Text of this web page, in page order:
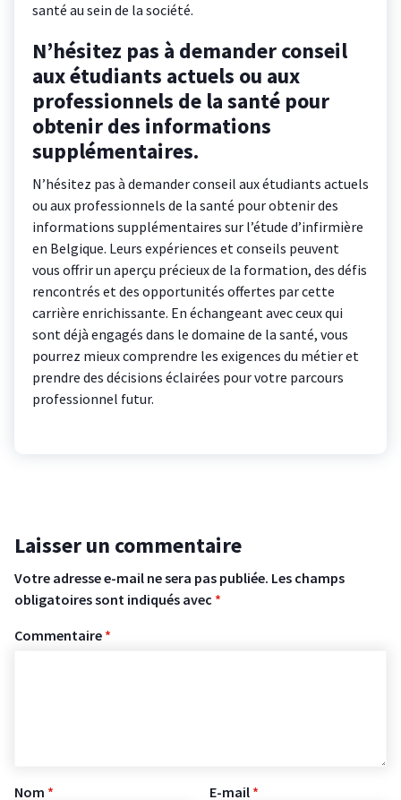
santé au sein de la société.
N’hésitez pas à demander conseil
aux étudiants actuels ou aux
professionnels de la santé pour
obtenir des informations
supplémentaires.
N’hésitez pas à demander conseil aux étudiants actuels
ou aux professionnels de la santé pour obtenir des
informations supplémentaires sur l’étude d’infirmière
en Belgique. Leurs expériences et conseils peuvent
vous offrir un aperçu précieux de la formation, des défis
rencontrés et des opportunités offertes par cette
carrière enrichissante. En échangeant avec ceux qui
sont déjà engagés dans le domaine de la santé, vous
pourrez mieux comprendre les exigences du métier et
prendre des décisions éclairées pour votre parcours
professionnel futur.
Laisser un commentaire
Votre adresse e-mail ne sera pas publiée. Les champs
obligatoires sont indiqués avec *
Commentaire *
Nom * E-mail *